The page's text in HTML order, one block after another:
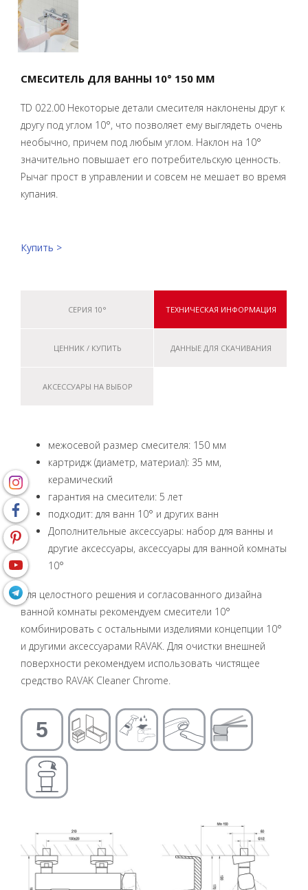
СМЕСИТЕЛЬ ДЛЯ ВАННЫ 10° 150 ММ
TD 022.00 Некоторые детали смесителя наклонены друг к
другу под углом 10°, что позволяет ему выглядеть очень
необычно, причем под любым углом. Наклон на 10°
значительно повышает его потребительскую ценность.
Рычаг прост в управлении и совсем не мешает во время
купания.
Купить >
СЕРИЯ 10° ТЕХНИЧЕСКАЯ ИНФОРМАЦИЯ
ЦЕННИК / КУПИТЬ ДАННЫЕ ДЛЯ СКАЧИВАНИЯ
АКСЕССУАРЫ НА ВЫБОР
межосевой размер смесителя: 150 мм
картридж (диаметр, материал): 35 мм,
керамический
гарантия на смесители: 5 лет
подходит: для ванн 10° и других ванн
Дополнительные аксессуары: набор для ванны и
другие аксессуары, аксессуары для ванной комнаты
10°
Для целостного решения и согласованного дизайна
ванной комнаты рекомендуем смесители 10°
комбинировать с остальными изделиями концепции 10°
и другими аксессуарами RAVAK. Для очистки внешней
поверхности рекомендуем использовать чистящее
средство RAVAK Cleaner Chrome.